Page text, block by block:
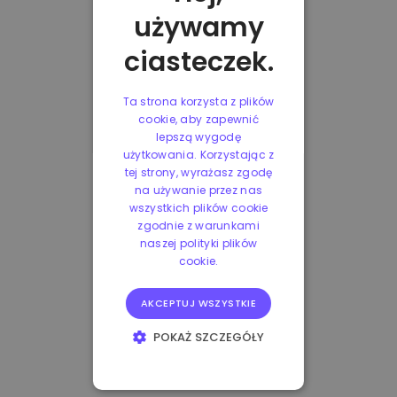
używamy
ciasteczek.
Ta strona korzysta z plików
cookie, aby zapewnić
lepszą wygodę
użytkowania. Korzystając z
tej strony, wyrażasz zgodę
na używanie przez nas
wszystkich plików cookie
zgodnie z warunkami
naszej polityki plików
cookie.
AKCEPTUJ WSZYSTKIE
POKAŻ SZCZEGÓŁY